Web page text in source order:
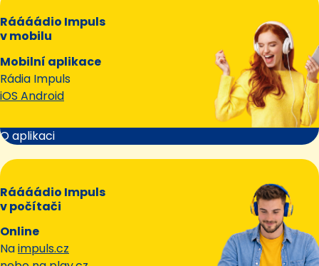
Ráááádio Impuls
v mobilu
Mobilní aplikace
Rádia Impuls
iOS Android
O aplikaci
Ráááádio Impuls
v počítači
Online
Naimpuls.cz